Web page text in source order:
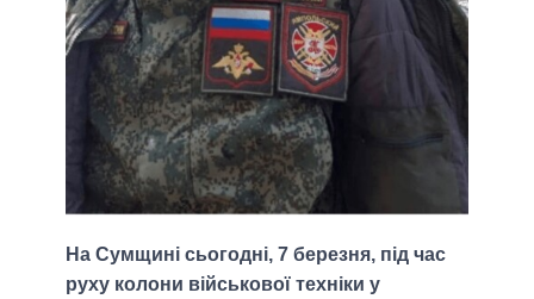
На Сумщині сьогодні, 7 березня, під час
руху колони військової техніки у